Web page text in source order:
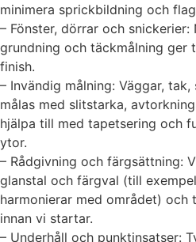
minimera sprickbildning och
– Fönster, dörrar och
grundning och täckmålning ger
finish.
– Invändig målning: Väggar,
målas med slitstarka,
hjälpa till med tapetsering och
ytor.
– Rådgivning och färgsättning:
glanstal och färgval (till
harmonierar med området)
innan vi startar.
– Underhåll och punktinsatser: